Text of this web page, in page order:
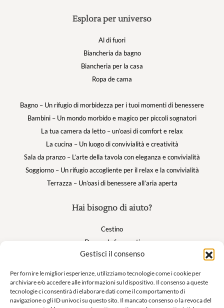
Gestisci il consenso
Per fornire le migliori esperienze, utilizziamo tecnologie come i cookie per
archiviare e/o accedere alle informazioni sul dispositivo. Il consenso a queste
tecnologie ci consentirà di elaborare dati come il comportamento di
navigazione o gli ID univoci su questo sito. Il mancato consenso o la revoca del
Hai bisogno di aiuto?
Cestino
Domande frequenti
Il mio account
Suivez nous
Esplora per universo
Al di fuori
Biancheria da bagno
Biancheria per la casa
Ropa de cama
Bagno – Un rifugio di morbidezza per i tuoi momenti di benessere
Bambini – Un mondo morbido e magico per piccoli sognatori
La tua camera da letto – un’oasi di comfort e relax
La cucina – Un luogo di convivialità e creatività
Sala da pranzo – L’arte della tavola con eleganza e convivialità
Soggiorno – Un rifugio accogliente per il relax e la convivialità
Terrazza – Un’oasi di benessere all’aria aperta